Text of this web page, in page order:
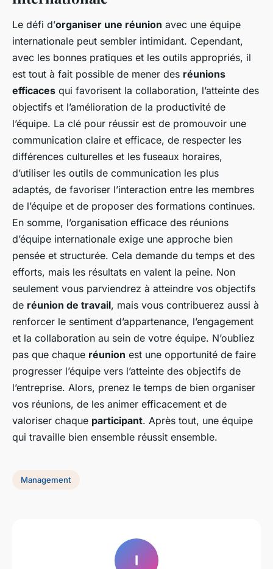
Le défi d’organiser une réunion avec une équipe
internationale peut sembler intimidant. Cependant,
avec les bonnes pratiques et les outils appropriés, il
est tout à fait possible de mener des réunions
efficaces qui favorisent la collaboration, l’atteinte des
objectifs et l’amélioration de la productivité de
l’équipe. La clé pour réussir est de promouvoir une
communication claire et efficace, de respecter les
différences culturelles et les fuseaux horaires,
d’utiliser les outils de communication les plus
adaptés, de favoriser l’interaction entre les membres
de l’équipe et de proposer des formations continues.
En somme, l’organisation efficace des réunions
d’équipe internationale exige une approche bien
pensée et structurée. Cela demande du temps et des
efforts, mais les résultats en valent la peine. Non
seulement vous parviendrez à atteindre vos objectifs
de réunion de travail, mais vous contribuerez aussi à
renforcer le sentiment d’appartenance, l’engagement
et la collaboration au sein de votre équipe. N’oubliez
pas que chaque réunion est une opportunité de faire
progresser l’équipe vers l’atteinte des objectifs de
l’entreprise. Alors, prenez le temps de bien organiser
vos réunions, de les animer efficacement et de
valoriser chaque participant. Après tout, une équipe
qui travaille bien ensemble réussit ensemble.
Management
I